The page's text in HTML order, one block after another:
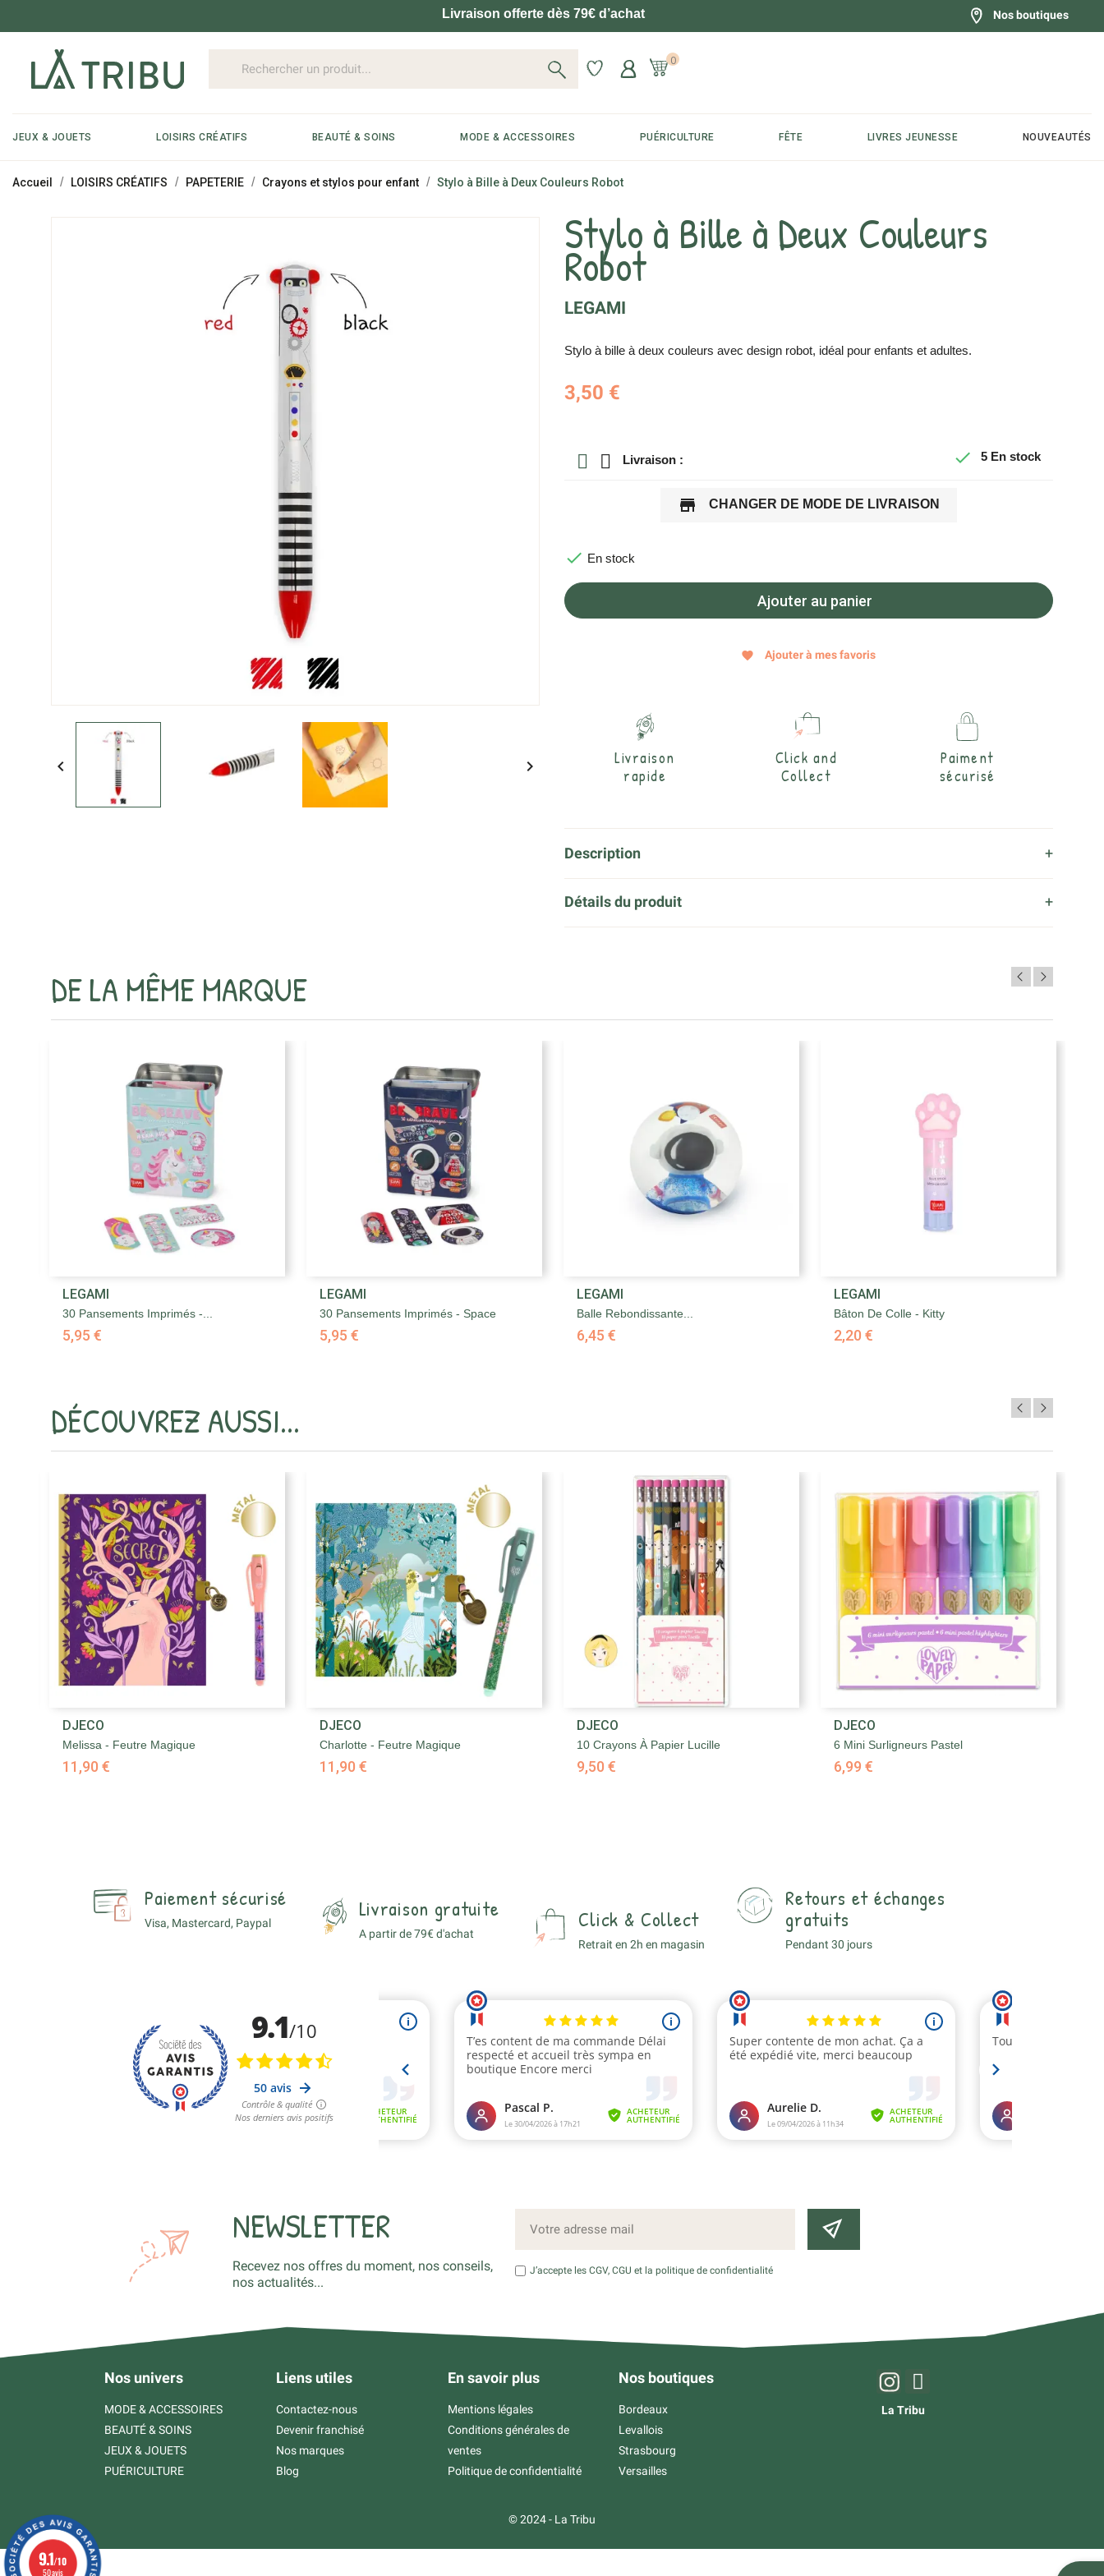
Livraison offerte dès 79€ d’achat Nos boutiques
0
JEUX & JOUETS LOISIRS CRÉATIFS BEAUTÉ & SOINS MODE & ACCESSOIRES PUÉRICULTURE FÊTE LIVRES JEUNESSE NOUVEAUTÉS
Accueil LOISIRS CRÉATIFS PAPETERIE Crayons et stylos pour enfant Stylo à Bille à Deux Couleurs Robot
 
Stylo à Bille à Deux Couleurs
Robot
LEGAMI
Stylo à bille à deux couleurs avec design robot, idéal pour enfants et adultes.
3,50 €
Livraison :  5 En stock
store CHANGER DE MODE DE LIVRAISON
 En stock
Ajouter au panier
favorite Ajouter à mes favoris
Livraison
rapide
Click and
Collect
Paiment
sécurisé
Description
Détails du produit
DE LA MÊME MARQUE
LEGAMI
30 Pansements Imprimés -...
5,95 €
LEGAMI
30 Pansements Imprimés - Space
5,95 €
LEGAMI
Balle Rebondissante...
6,45 €
LEGAMI
Bâton De Colle - Kitty
2,20 €
DÉCOUVREZ AUSSI...
DJECO
Melissa - Feutre Magique
11,90 €
DJECO
Charlotte - Feutre Magique
11,90 €
DJECO
10 Crayons À Papier Lucille
9,50 €
DJECO
6 Mini Surligneurs Pastel
6,99 €
Paiement sécurisé
Visa, Mastercard, Paypal
Livraison gratuite
A partir de 79€ d'achat
Click & Collect
Retrait en 2h en magasin
Retours et échanges
gratuits
Pendant 30 jours
NEWSLETTER
Recevez nos offres du moment, nos conseils,
nos actualités...
J’accepte les CGV, CGU et la politique de confidentialité
Nos univers
MODE & ACCESSOIRES
BEAUTÉ & SOINS
JEUX & JOUETS
PUÉRICULTURE
Liens utiles
Contactez-nous
Devenir franchisé
Nos marques
Blog
En savoir plus
Mentions légales
Conditions générales de
ventes
Politique de confidentialité
Nos boutiques
Bordeaux
Levallois
Strasbourg
Versailles
La Tribu
© 2024 - La Tribu
9.1/10
50 avis